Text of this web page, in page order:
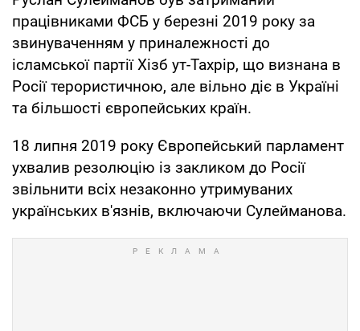
працівниками ФСБ у березні 2019 року за
звинуваченням у приналежності до
ісламської партії Хізб ут-Тахрір, що визнана в
Росії терористичною, але вільно діє в Україні
та більшості європейських країн.
18 липня 2019 року Європейський парламент
ухвалив резолюцію із закликом до Росії
звільнити всіх незаконно утримуваних
українських в'язнів, включаючи Сулейманова.